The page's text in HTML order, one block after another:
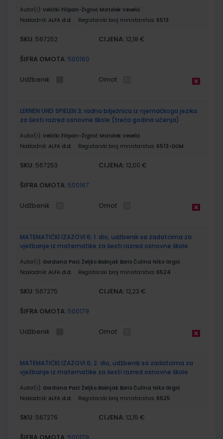
Autor(i): Velički Filipan-Žignić Matolek Veselić
Nakladnik: ALFA d.d. Registarski broj ministarstva: 6513
SKU: 567252 CIJENA: 12,18 €
ŠIFRA OMOTA: 500160
Udžbenik Omot
LERNEN UND SPIELEN 3; radna bilježnica iz njemačkoga jezika
za šesti razred osnovne škole (treća godina učenja)
Autor(i): Velički Filipan-Žignić Matolek Veselić
Nakladnik: ALFA d.d. Registarski broj ministarstva: 6513-DOM
SKU: 567253 CIJENA: 12,00 €
ŠIFRA OMOTA: 500167
Udžbenik Omot
MATEMATIČKI IZAZOVI 6; 1. dio, udžbenik sa zadatcima za
vježbanje iz matematike za šesti razred osnovne škole
Autor(i): Gordana Paić Željko Bošnjak Boris Čulina Niko Grgić
Nakladnik: ALFA d.d. Registarski broj ministarstva: 6524
SKU: 567275 CIJENA: 12,23 €
ŠIFRA OMOTA: 500179
Udžbenik Omot
MATEMATIČKI IZAZOVI 6; 2. dio, udžbenik sa zadatcima za
vježbanje iz matematike za šesti razred osnovne škole
Autor(i): Gordana Paić Željko Bošnjak Boris Čulina Niko Grgić
Nakladnik: ALFA d.d. Registarski broj ministarstva: 6525
SKU: 567276 CIJENA: 12,15 €
500179